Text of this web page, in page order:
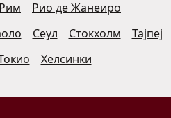
Рим
Рио де Жанеиро
Сеул Стокхолм
Тајпеј
Хелсинки